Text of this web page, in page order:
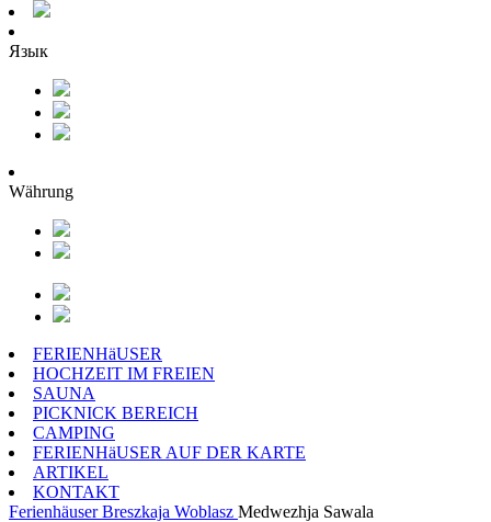
Язык
Währung
FERIENHäUSER
HOCHZEIT IM FREIEN
SAUNA
PICKNICK BEREICH
CAMPING
FERIENHäUSER AUF DER KARTE
ARTIKEL
KONTAKT
Ferienhäuser Breszkaja Woblasz Medwezhja Sawala